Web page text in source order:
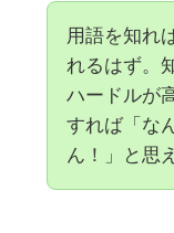
用語を知れ
れるはず。
ハードルが
すれば「な
ん！」と思